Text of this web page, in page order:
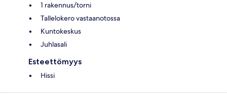
1 rakennus/torni
Tallelokero vastaanotossa
Kuntokeskus
Juhlasali
Esteettömyys
Hissi